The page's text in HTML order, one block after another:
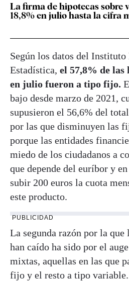
La firma de hipotecas sobre
18,8% en julio hasta la cifra
Según los datos del
Estadística, el 57,8% de
en julio fueron a tipo fijo.
bajo desde marzo de 2021,
supusieron el 56,6% del
por las que disminuyen las
porque las entidades
miedo de los ciudadanos a
que depende del euríbor y
subir 200 euros la cuota
este producto.
PUBLICIDAD
La segunda razón por la
han caído ha sido por el
mixtas, aquellas en las que
fijo y el resto a tipo variable.